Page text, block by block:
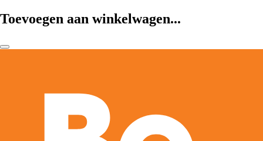
Toevoegen aan winkelwagen...